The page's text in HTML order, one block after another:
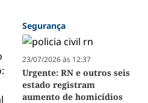
Segurança
23/07/2026 às 12:37
Urgente: RN e outros seis
estado registram
aumento de homicídios